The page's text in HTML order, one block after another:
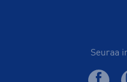
Seuraa